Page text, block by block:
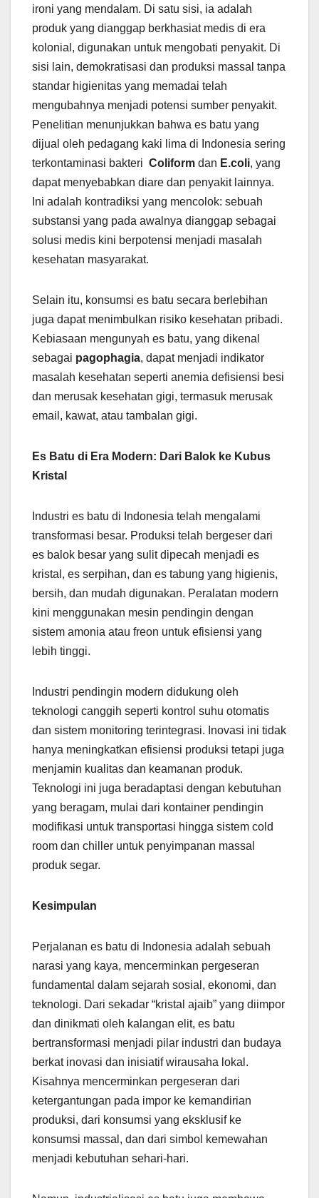
ironi yang mendalam. Di satu sisi, ia adalah
produk yang dianggap berkhasiat medis di era
kolonial, digunakan untuk mengobati penyakit. Di
sisi lain, demokratisasi dan produksi massal tanpa
standar higienitas yang memadai telah
mengubahnya menjadi potensi sumber penyakit.
Penelitian menunjukkan bahwa es batu yang
dijual oleh pedagang kaki lima di Indonesia sering
terkontaminasi bakteri Coliform dan E.coli, yang
dapat menyebabkan diare dan penyakit lainnya.
Ini adalah kontradiksi yang mencolok: sebuah
substansi yang pada awalnya dianggap sebagai
solusi medis kini berpotensi menjadi masalah
kesehatan masyarakat.
Selain itu, konsumsi es batu secara berlebihan
juga dapat menimbulkan risiko kesehatan pribadi.
Kebiasaan mengunyah es batu, yang dikenal
sebagai pagophagia, dapat menjadi indikator
masalah kesehatan seperti anemia defisiensi besi
dan merusak kesehatan gigi, termasuk merusak
email, kawat, atau tambalan gigi.
Es Batu di Era Modern: Dari Balok ke Kubus
Kristal
Industri es batu di Indonesia telah mengalami
transformasi besar. Produksi telah bergeser dari
es balok besar yang sulit dipecah menjadi es
kristal, es serpihan, dan es tabung yang higienis,
bersih, dan mudah digunakan. Peralatan modern
kini menggunakan mesin pendingin dengan
sistem amonia atau freon untuk efisiensi yang
lebih tinggi.
Industri pendingin modern didukung oleh
teknologi canggih seperti kontrol suhu otomatis
dan sistem monitoring terintegrasi. Inovasi ini tidak
hanya meningkatkan efisiensi produksi tetapi juga
menjamin kualitas dan keamanan produk.
Teknologi ini juga beradaptasi dengan kebutuhan
yang beragam, mulai dari kontainer pendingin
modifikasi untuk transportasi hingga sistem cold
room dan chiller untuk penyimpanan massal
produk segar.
Kesimpulan
Perjalanan es batu di Indonesia adalah sebuah
narasi yang kaya, mencerminkan pergeseran
fundamental dalam sejarah sosial, ekonomi, dan
teknologi. Dari sekadar “kristal ajaib” yang diimpor
dan dinikmati oleh kalangan elit, es batu
bertransformasi menjadi pilar industri dan budaya
berkat inovasi dan inisiatif wirausaha lokal.
Kisahnya mencerminkan pergeseran dari
ketergantungan pada impor ke kemandirian
produksi, dari konsumsi yang eksklusif ke
konsumsi massal, dan dari simbol kemewahan
menjadi kebutuhan sehari-hari.